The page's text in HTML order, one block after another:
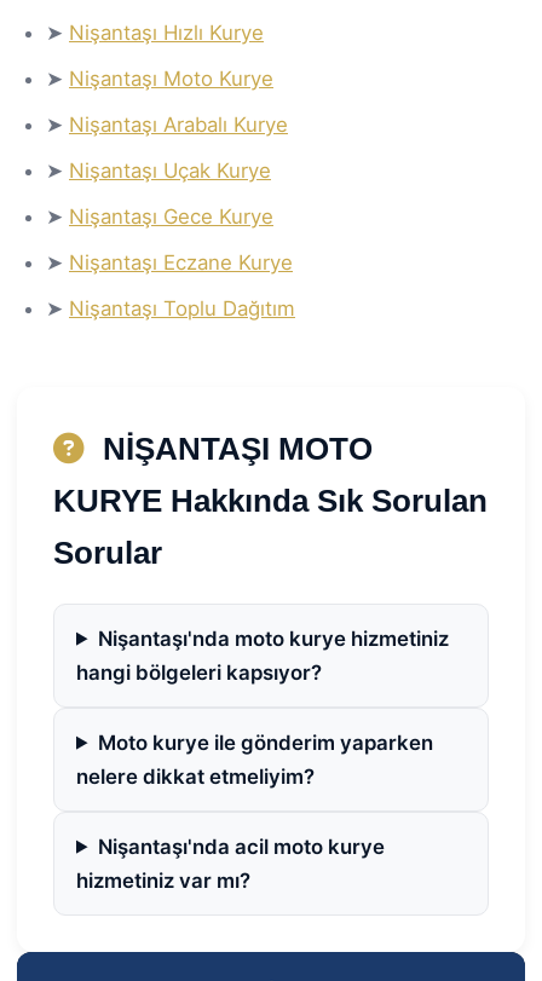
➤ Nişantaşı Hızlı Kurye
➤ Nişantaşı Moto Kurye
➤ Nişantaşı Arabalı Kurye
➤ Nişantaşı Uçak Kurye
➤ Nişantaşı Gece Kurye
➤ Nişantaşı Eczane Kurye
➤ Nişantaşı Toplu Dağıtım
NİŞANTAŞI MOTO
KURYE Hakkında Sık Sorulan
Sorular
Nişantaşı'nda moto kurye hizmetiniz
hangi bölgeleri kapsıyor?
Moto kurye ile gönderim yaparken
nelere dikkat etmeliyim?
Nişantaşı'nda acil moto kurye
hizmetiniz var mı?